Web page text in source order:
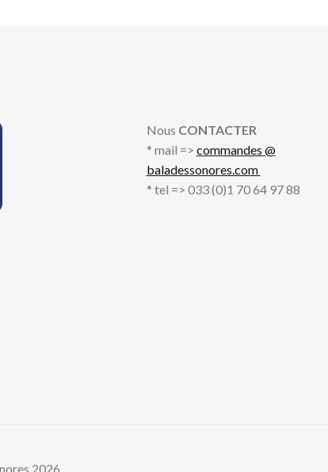
Nous CONTACTER
* mail => commandes @
baladessonores.com
* tel => 033 (0)1 70 64 97 88
2026